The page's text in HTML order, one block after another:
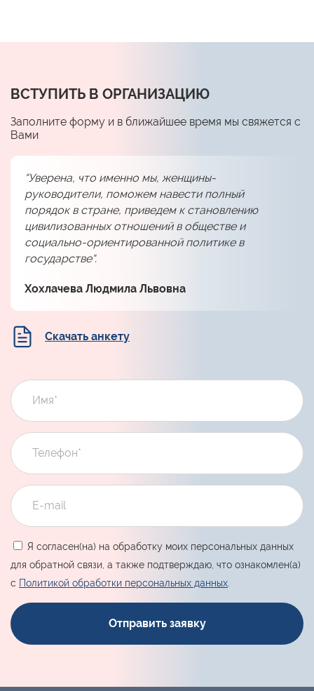
ВСТУПИТЬ В ОРГАНИЗАЦИЮ
Заполните форму и в ближайшее время мы свяжется с
Вами
“Уверена, что именно мы, женщины-
руководители, поможем навести полный
порядок в стране, приведем к становлению
цивилизованных отношений в обществе и
социально-ориентированной политике в
государстве“.
Хохлачева Людмила Львовна
Скачать анкету
Я согласен(на) на обработку моих персональных данных
для обратной связи, а также подтверждаю, что ознакомлен(а)
с Политикой обработки персональных данных